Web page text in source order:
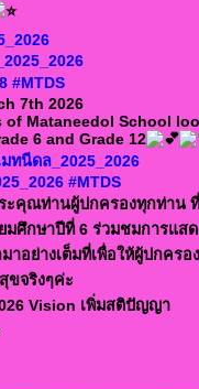
#MTDS
7th 2026
of Mataneedol School
6 and Grade 12
ทนีดล_2025_2026
#MTDS
คุณท่านผู้ปกครองทุกท่าน
ศึกษาปีที่ 6 ร่วมชมการแส
อย่างเต็มที่เพื่อให้ผู้ปกครอ
ขจริงๆค่ะ
Vision เพิ่มสติปัญญา